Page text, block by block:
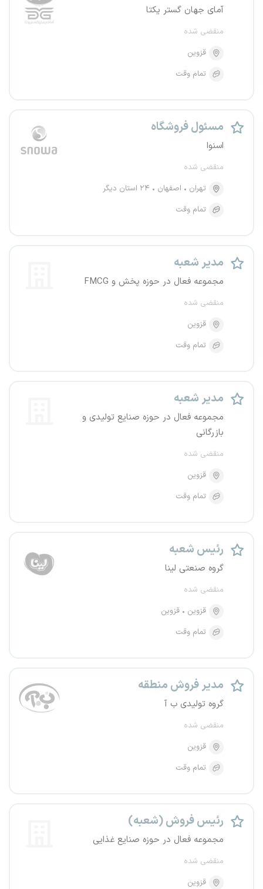
آمای جهان گستر یکتا
منقضی شده
قزوین
تمام وقت
مسئول فروشگاه
اسنوا
منقضی شده
تهران
اصفهان
۲۴ استان دیگر
تمام وقت
مدیر شعبه
مجموعه فعال در حوزه پخش و FMCG
منقضی شده
قزوین
تمام وقت
مدیر شعبه
مجموعه فعال در حوزه صنایع تولیدی و
بازرگانی
منقضی شده
قزوین
تمام وقت
رئیس شعبه
گروه صنعتی لینا
منقضی شده
قزوین
قزوین
تمام وقت
مدیر فروش منطقه
گروه تولیدی ب آ
منقضی شده
قزوین
تمام وقت
رئیس فروش (شعبه)
مجموعه فعال در حوزه صنایع غذایی
منقضی شده
قزوین